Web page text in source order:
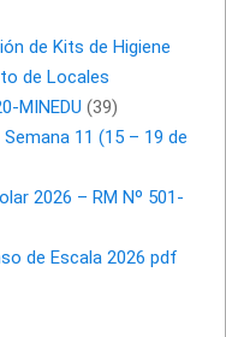
de Kits de Higiene
de Locales
MINEDU (39)
11 (15 – 19 de
2026 – RM Nº 501-
de Escala 2026 pdf